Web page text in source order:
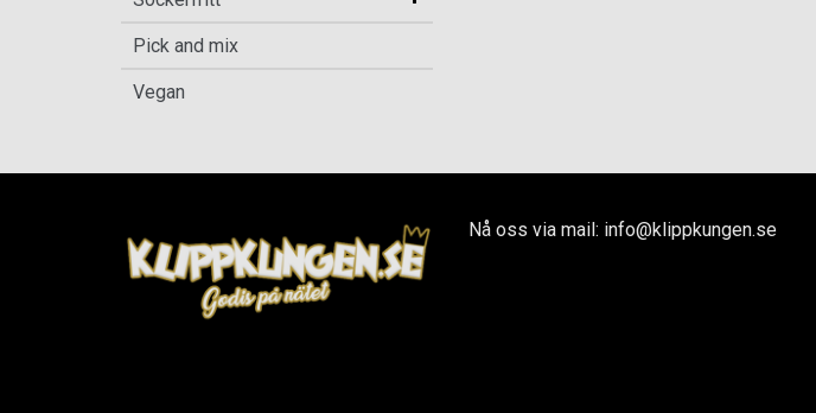
Pick and mix
Vegan
Nå oss via mail: info@klippkungen.se